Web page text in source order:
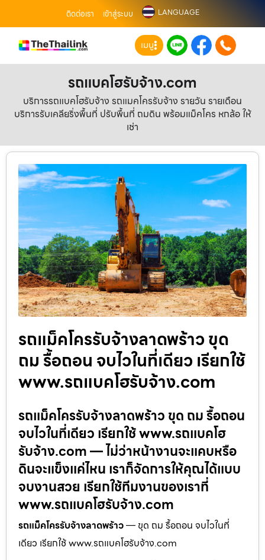
ติดต่อเรา เข้าสู่ระบบ LANGUAGE
เมนู
รถแบคโฮรับจ้าง.com
บริการรถแบคโฮรับจ้าง รถแมคโครรับจ้าง รายวัน รายเดือน
บริการรับเคลียริ่งพื้นที่ ปรับพื้นที่ ถมดิน พร้อมแม็คโคร หกล้อ ให้
เช่า
รถแม็คโครรับจ้างลาดพร้าว ขุด
ถม รื้อถอน จบไวในที่เดียว เรียกใช้
www.รถแบคโฮรับจ้าง.com
รถแม็คโครรับจ้างลาดพร้าว ขุด ถม รื้อถอน
จบไวในที่เดียว เรียกใช้ www.รถแบคโฮ
รับจ้าง.com — ไม่ว่าหน้างานจะแคบหรือ
ดินจะแข็งแค่ไหน เราก็จัดการให้คุณได้แบบ
จบงานสวย เรียกใช้ทีมงานของเราที่
www.รถแบคโฮรับจ้าง.com
รถแม็คโครรับจ้างลาดพร้าว— ขุด ถม รื้อถอน จบไวในที่
เดียว เรียกใช้ www.รถแบคโฮรับจ้าง.com